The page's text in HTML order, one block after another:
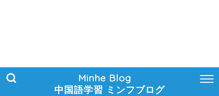
Minhe Blog
中国語学習 ミンフブログ